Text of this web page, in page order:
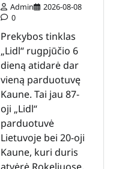
Admin
2026-08-08
0
Prekybos tinklas
„Lidl“ rugpjūčio 6
dieną atidarė dar
vieną parduotuvę
Kaune. Tai jau 87-
oji „Lidl“
parduotuvė
Lietuvoje bei 20-oji
Kaune, kuri duris